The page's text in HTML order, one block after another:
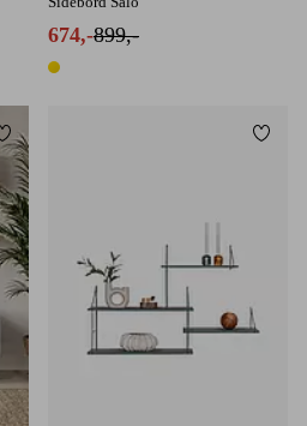
674,-899,-
1 farve
Tilføj til favoritter